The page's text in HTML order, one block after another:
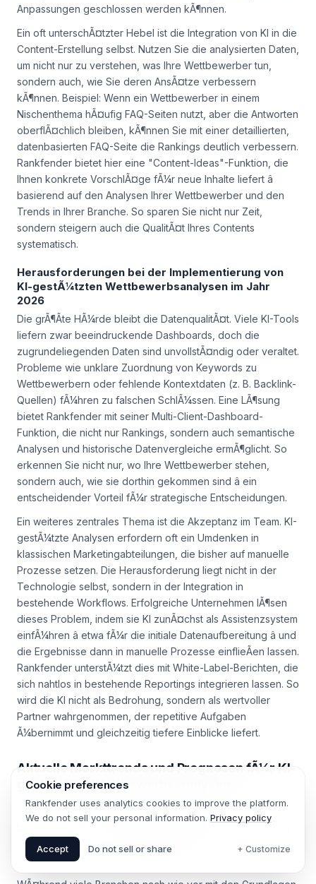
Anpassungen geschlossen werden kÃ¶nnen.
Ein oft unterschÃ¤tzter Hebel ist die Integration von KI in die
Content-Erstellung selbst. Nutzen Sie die analysierten Daten,
um nicht nur zu verstehen, was Ihre Wettbewerber tun,
sondern auch, wie Sie deren AnsÃ¤tze verbessern
kÃ¶nnen. Beispiel: Wenn ein Wettbewerber in einem
Nischenthema hÃ¤ufig FAQ-Seiten nutzt, aber die Antworten
oberflÃ¤chlich bleiben, kÃ¶nnen Sie mit einer detaillierten,
datenbasierten FAQ-Seite die Rankings deutlich verbessern.
Rankfender bietet hier eine "Content-Ideas"-Funktion, die
Ihnen konkrete VorschlÃ¤ge fÃ¼r neue Inhalte liefert â
basierend auf den Analysen Ihrer Wettbewerber und den
Trends in Ihrer Branche. So sparen Sie nicht nur Zeit,
sondern steigern auch die QualitÃ¤t Ihres Contents
systematisch.
Herausforderungen bei der Implementierung von
KI-gestÃ¼tzten Wettbewerbsanalysen im Jahr
2026
Die grÃ¶Ãte HÃ¼rde bleibt die DatenqualitÃ¤t. Viele KI-Tools
liefern zwar beeindruckende Dashboards, doch die
zugrundeliegenden Daten sind unvollstÃ¤ndig oder veraltet.
Probleme wie unklare Zuordnung von Keywords zu
Wettbewerbern oder fehlende Kontextdaten (z. B. Backlink-
Quellen) fÃ¼hren zu falschen SchlÃ¼ssen. Eine LÃ¶sung
bietet Rankfender mit seiner Multi-Client-Dashboard-
Funktion, die nicht nur Rankings, sondern auch semantische
Analysen und historische Datenvergleiche ermÃ¶glicht. So
erkennen Sie nicht nur, wo Ihre Wettbewerber stehen,
sondern auch, wie sie dorthin gekommen sind â ein
entscheidender Vorteil fÃ¼r strategische Entscheidungen.
Ein weiteres zentrales Thema ist die Akzeptanz im Team. KI-
gestÃ¼tzte Analysen erfordern oft ein Umdenken in
klassischen Marketingabteilungen, die bisher auf manuelle
Prozesse setzen. Die Herausforderung liegt nicht in der
Technologie selbst, sondern in der Integration in
bestehende Workflows. Erfolgreiche Unternehmen lÃ¶sen
dieses Problem, indem sie KI zunÃ¤chst als Assistenzsystem
einfÃ¼hren â etwa fÃ¼r die initiale Datenaufbereitung â und
die Ergebnisse dann in manuelle Prozesse einflieÃen lassen.
Rankfender unterstÃ¼tzt dies mit White-Label-Berichten, die
sich nahtlos in bestehende Reportings integrieren lassen. So
wird die KI nicht als Bedrohung, sondern als wertvoller
Partner wahrgenommen, der repetitive Aufgaben
Ã¼bernimmt und gleichzeitig tiefere Einblicke liefert.
Aktuelle Markttrends und Prognosen fÃ¼r KI-
gestÃ¼tzte Wettbewerbsanalysen
Cookie preferences
Rankfender uses analytics cookies to improve the platform.
We do not sell your personal information. Privacy policy
Accept Do not sell or share + Customize